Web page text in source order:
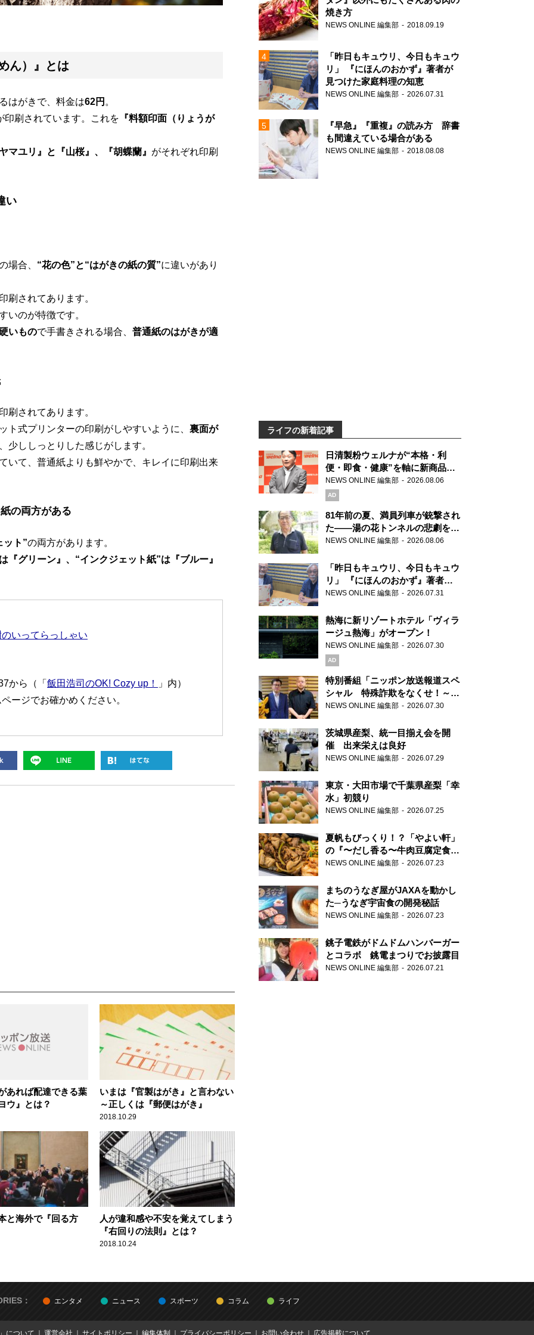
ん）』 とは
はがきで、料金は62円 。
印刷されています。これを 『料額印面（りょうが
マユリ』と『山桜』、『胡蝶蘭』 がそれぞれ印刷
い
場合、 “花の色”と“はがきの紙の質”に違いがあり
刷されてあります。
いのが特徴です。
いもので手書きされる場合、 普通紙のはがきが適
刷されてあります。
ト式プリンターの印刷がしやすいように、 裏面が
少ししっとりした感じがします。
いて、普通紙よりも鮮やかで、キレイに印刷出来
の両方がある
ット”の両方があります。
『グリーン』、“インクジェット紙”は『ブルー』
いってらっしゃい
から（「 飯田浩司のOK! Cozy up！
」内）
ージでお確かめください。
あれば配達できる葉
ウ』とは？
いまは『官製はがき』と言わない
～正しくは『郵便はがき』
2018.10.29
と海外で『回る方
人が違和感や不安を覚えてしまう
『右回りの法則』とは？
2018.10.24
焼き方
NEWS ONLINE 編集部 2018.09.19
「昨日もキュウリ、今日もキュウ
リ」 『にほんのおかず』著者が
見つけた家庭料理の知恵
NEWS ONLINE 編集部 2026.07.31
『早急』『重複』の読み方 辞書
も間違えている場合がある
NEWS ONLINE 編集部 2018.08.08
ライフの新着記事
日清製粉ウェルナが“本格・利
便・即食・健康”を軸に新商品を
展開 「マ・マー」「青の洞窟」
ブランドを強化
NEWS ONLINE 編集部 2026.08.06
AD
81年前の夏、満員列車が銃撃され
た――湯の花トンネルの悲劇を語
り継ぐ男性
NEWS ONLINE 編集部 2026.08.06
「昨日もキュウリ、今日もキュウ
リ」 『にほんのおかず』著者が
見つけた家庭料理の知恵
NEWS ONLINE 編集部 2026.07.31
熱海に新リゾートホテル「ヴィラ
ージュ熱海」がオープン！
NEWS ONLINE 編集部 2026.07.30
AD
特別番組「ニッポン放送報道スペ
シャル 特殊詐欺をなくせ！～被
害者・加害者・警視庁が語るトク
NEWS ONLINE 編集部 2026.07.30
茨城県産梨、統一目揃え会を開
催 出来栄えは良好
NEWS ONLINE 編集部 2026.07.29
東京・大田市場で千葉県産梨「幸
水」初競り
NEWS ONLINE 編集部 2026.07.25
夏帆もびっくり！？「やよい軒」
の『〜だし香る〜牛肉豆腐定食』
が香り高すぎる
NEWS ONLINE 編集部 2026.07.23
まちのうなぎ屋がJAXAを動かし
た─うなぎ宇宙食の開発秘話
NEWS ONLINE 編集部 2026.07.23
銚子電鉄がドムドムハンバーガー
とコラボ 銚電まつりでお披露目
NEWS ONLINE 編集部 2026.07.21
： エンタメ ニュース スポーツ コラム ライフ
について 運営会社 サイトポリシー 編集体制 プライバシーポリシー お問い合わせ 広告掲載について